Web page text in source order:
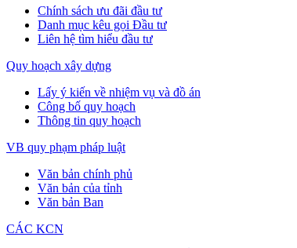
Chính sách ưu đãi đầu tư
Danh mục kêu gọi Đầu tư
Liên hệ tìm hiểu đầu tư
Quy hoạch xây dựng
Lấy ý kiến về nhiệm vụ và đồ án
Công bố quy hoạch
Thông tin quy hoạch
VB quy phạm pháp luật
Văn bản chính phủ
Văn bản của tỉnh
Văn bản Ban
CÁC KCN